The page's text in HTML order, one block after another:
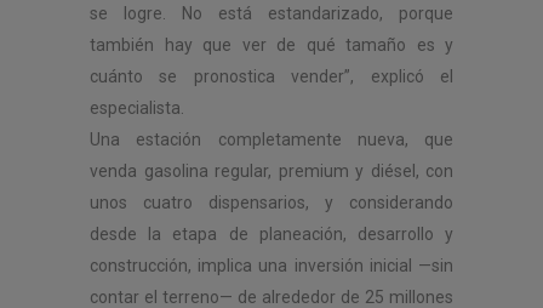
se logre. No está estandarizado, porque
también hay que ver de qué tamaño es y
cuánto se pronostica vender”, explicó el
especialista.
Una estación completamente nueva, que
venda gasolina regular, premium y diésel, con
unos cuatro dispensarios, y considerando
desde la etapa de planeación, desarrollo y
construcción, implica una inversión inicial —sin
contar el terreno— de alrededor de 25 millones